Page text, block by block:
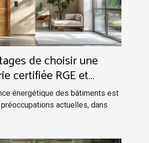
de choisir une
certifiée RGE et
énergétique des bâtiments est
actuelles, dans